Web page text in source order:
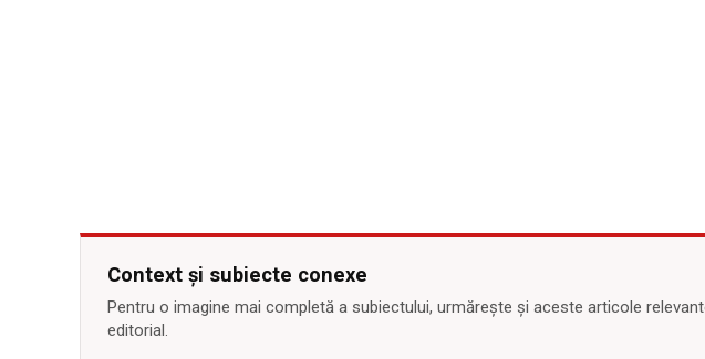
Context și subiecte conexe
Pentru o imagine mai completă a subiectului, urmărește și aceste articole
editorial.